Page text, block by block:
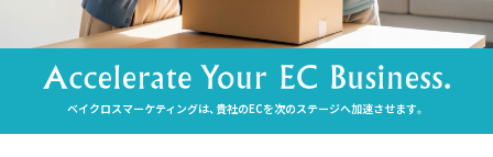
ベイクロスマーケティングは、貴社のECを次のステージへ加速させます。